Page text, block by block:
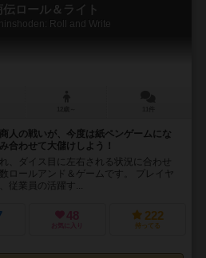
ロール＆ライト
Roll and Write
人の戦いが、今度は紙ペンゲームにな
合わせて大儲けしよう！
、ダイス目に左右される状況に合わせ
ロールアンド＆ゲームです。 プレイヤ
従業員の活躍す...
48
お気に入り
222
持ってる